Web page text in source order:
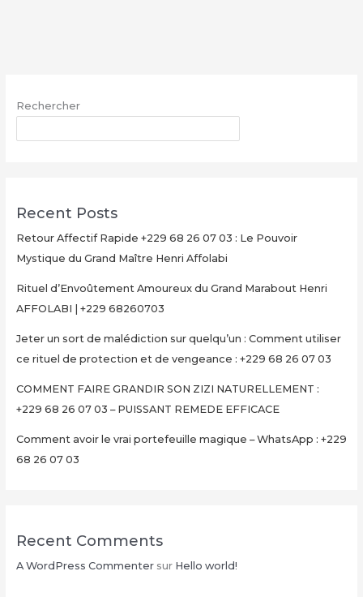
:
68
Rechercher
Recent Posts
Retour Affectif Rapide +229 68 26 07 03 : Le Pouvoir
Mystique du Grand Maître Henri Affolabi
Rituel d’Envoûtement Amoureux du Grand Marabout Henri
AFFOLABI | +229 68260703
Jeter un sort de malédiction sur quelqu’un : Comment utiliser
ce rituel de protection et de vengeance : +229 68 26 07 03
COMMENT FAIRE GRANDIR SON ZIZI NATURELLEMENT :
+229 68 26 07 03 – PUISSANT REMEDE EFFICACE
Comment avoir le vrai portefeuille magique – WhatsApp : +229
68 26 07 03
Recent Comments
A WordPress Commentersur Hello world!